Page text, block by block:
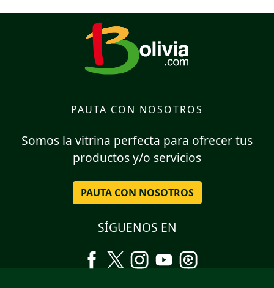
PAUTA CON NOSOTROS
Somos la vitrina perfecta para ofrecer tus
productos y/o servicios
PAUTA CON NOSOTROS
SÍGUENOS EN